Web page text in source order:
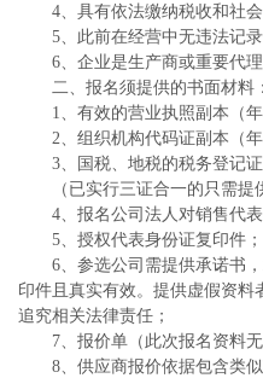
4、具有依法缴纳税收和社
5、此前在经营中无违法记录
6、企业是生产商或重要代理
二、报名须提供的书面材料：
1、有效的营业执照副本（年
2、组织机构代码证副本（年
3、国税、地税的税务登记
（已实行三证合一的只需提
4、报名公司法人对销售代
5、授权代表身份证复印件；
6、参选公司需提供承诺书
印件且真实有效。提供虚假资
追究相关法律责任；
7、报价单（此次报名资料无
8、供应商报价依据包含类